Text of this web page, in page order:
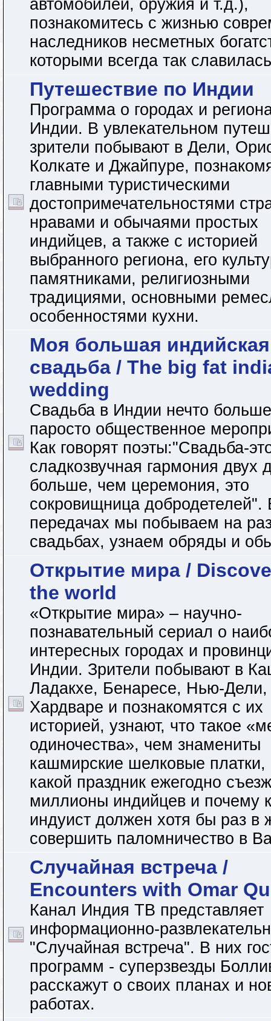
автомобилей, оружия и т.д.),
познакомитесь с жизнью
наследников несметных
которыми всегда так
Путешествие по Индии
Программа о городах и
Индии. В увлекательном
зрители побывают в Дели,
Колкате и Джайпуре,
главными туристическими
достопримечательностями
нравами и обычаями простых
индийцев, а также с историей
выбранного региона, его
памятниками, религиозными
традициями, основными
особенностями кухни.
Моя большая индийская
свадьба / The big fat
wedding
Свадьба в Индии нечто
паросто общественное
Как говорят поэты:"Свадьба-
сладкозвучная гармония двух
больше, чем церемония, это
сокровищница добродетелей".
передачах мы побываем на
свадьбах, узнаем обряды и
Открытие мира /
the world
«Открытие мира» – научно-
познавательный сериал о
интересных городах и
Индии. Зрители побывают в
Ладакхе, Бенаресе, Нью-Дели,
Хардваре и познакомятся с их
историей, узнают, что такое
одиночества», чем знамениты
кашмирские шелковые платки,
какой праздник ежегодно
миллионы индийцев и почему
индуист должен хотя бы раз в
совершить паломничество в
Случайная встреча /
Encounters with Omar
Канал Индия ТВ представляет
информационно-
"Случайная встреча". В них
программ - суперзвезды
расскажут о своих планах и
работах.